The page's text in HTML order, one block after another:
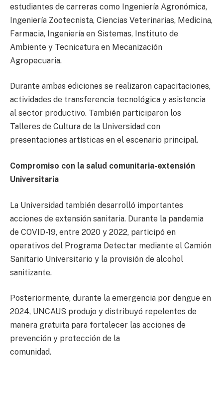
estudiantes de carreras como Ingeniería Agronómica,
Ingeniería Zootecnista, Ciencias Veterinarias, Medicina,
Farmacia, Ingeniería en Sistemas, Instituto de
Ambiente y Tecnicatura en Mecanización
Agropecuaria.
Durante ambas ediciones se realizaron capacitaciones,
actividades de transferencia tecnológica y asistencia
al sector productivo. También participaron los
Talleres de Cultura de la Universidad con
presentaciones artísticas en el escenario principal.
Compromiso con la salud comunitaria-extensión
Universitaria
La Universidad también desarrolló importantes
acciones de extensión sanitaria. Durante la pandemia
de COVID-19, entre 2020 y 2022, participó en
operativos del Programa Detectar mediante el Camión
Sanitario Universitario y la provisión de alcohol
sanitizante.
Posteriormente, durante la emergencia por dengue en
2024, UNCAUS produjo y distribuyó repelentes de
manera gratuita para fortalecer las acciones de
prevención y protección de la
comunidad.